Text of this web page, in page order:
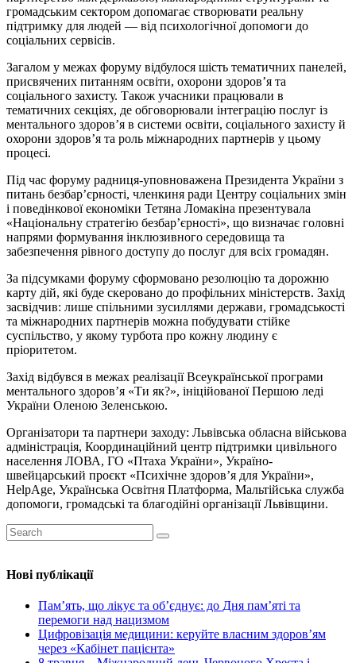
громадським сектором допомагає створювати реальну
підтримку для людей — від психологічної допомоги до
соціальних сервісів.
Загалом у межах форуму відбулося шість тематичних панелей,
присвячених питанням освіти, охорони здоров’я та
соціального захисту. Також учасники працювали в
тематичних секціях, де обговорювали інтеграцію послуг із
ментального здоров’я в системи освіти, соціального захисту й
охорони здоров’я та роль міжнародних партнерів у цьому
процесі.
Під час форуму радниця-уповноважена Президента України з
питань безбар’єрності, членкиня ради Центру соціальних змін
і поведінкової економіки Тетяна Ломакіна презентувала
«Національну стратегію безбар’єрності», що визначає головні
напрями формування інклюзивного середовища та
забезпечення рівного доступу до послуг для всіх громадян.
За підсумками форуму сформовано резолюцію та дорожню
карту дій, які буде скеровано до профільних міністерств. Захід
засвідчив: лише спільними зусиллями держави, громадськості
та міжнародних партнерів можна побудувати стійке
суспільство, у якому турбота про кожну людину є
пріоритетом.
Захід відбувся в межах реалізації Всеукраїнської програми
ментального здоров’я «Ти як?», ініційованої Першою леді
України Оленою Зеленською.
Організатори та партнери заходу: Львівська обласна військова
адміністрація, Координаційний центр підтримки цивільного
населення ЛОВА, ГО «Птаха України», Україно-
швейцарський проєкт «Психічне здоров’я для України»,
HelpAge, Українська Освітня Платформа, Мальтійська служба
допомоги, громадські та благодійні організації Львівщини.
Нові публікації
Пам’ять, що лікує та об’єднує: до Дня пам’яті та
перемоги над нацизмом
Цифровізація медицини: керуйте власним здоров’ям
через «Кабінет пацієнта»